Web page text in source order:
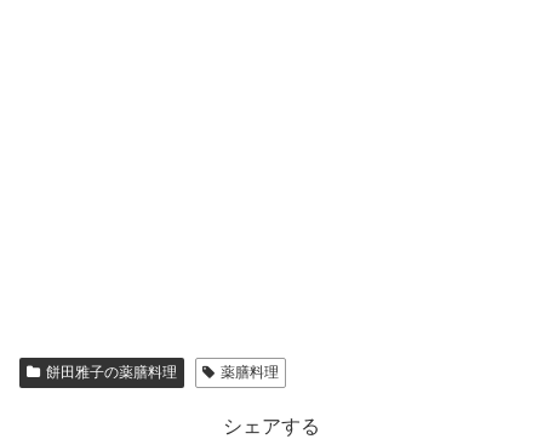
餅田雅子の薬膳料理 薬膳料理
シェアする